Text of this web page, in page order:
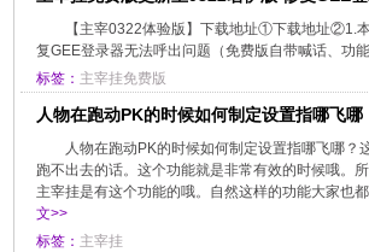
【主宰0322体验版】下载地址①下载地址②1.
复GEE登录器无法呼出问题（免费版自带喊话、功
标签： 主宰挂免费版
人物在跑动PK的时候如何制定设置指哪飞哪
人物在跑动PK的时候如何制定设置指哪飞哪
跑不出去的话。这个功能就是非常有效的时候哦。
主宰挂是有这个功能的哦。自然这样的功能大家也
文>>
标签： 主宰挂